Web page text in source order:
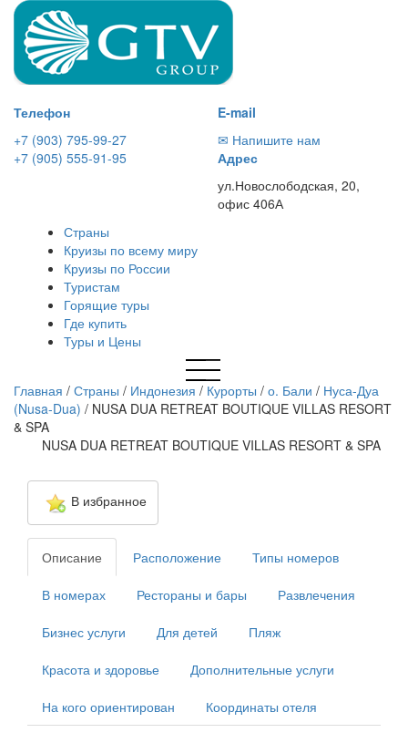
Телефон
+7 (903) 795-99-27
+7 (905) 555-91-95
E-mail
✉ Напишите нам
Адрес
ул.Новослободская, 20,
офис 406А
Страны
Круизы по всему миру
Круизы по России
Туристам
Горящие туры
Где купить
Туры и Цены
Главная / Страны / Индонезия / Курорты / о. Бали / Нуса-Дуа
(Nusa-Dua) / NUSA DUA RETREAT BOUTIQUE VILLAS RESORT
& SPA
NUSA DUA RETREAT BOUTIQUE VILLAS RESORT & SPA
В избранное
Описание Расположение Типы номеров
В номерах Рестораны и бары Развлечения
Бизнес услуги Для детей Пляж
Красота и здоровье Дополнительные услуги
На кого ориентирован Координаты отеля